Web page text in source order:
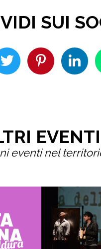
SUI
EVENTI
eventi nel